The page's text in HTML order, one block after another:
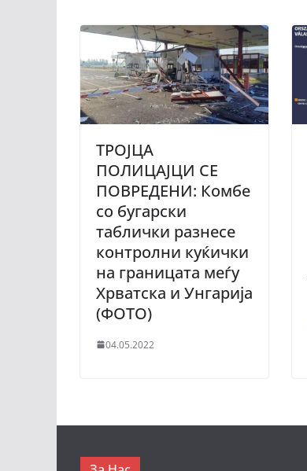
ТРОЈЦА
ПОЛИЦАЈЦИ СЕ
ПОВРЕДЕНИ: Комбе
со бугарски
таблички разнесе
контролни куќички
на границата меѓу
Хрватска и Унгарија
(ФОТО)
04.05.2022